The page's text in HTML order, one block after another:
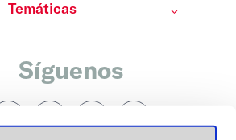
Temáticas
Síguenos